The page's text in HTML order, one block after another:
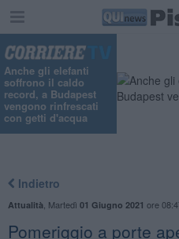
Anche gli elefanti
soffrono il caldo
record, a Budapest
vengono rinfrescati
con getti d'acqua
Indietro
Attualità Martedì 01 Giugno 2021 ore
Pomeriggio a porte